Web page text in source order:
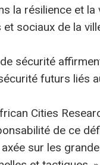
la résilience et
sociaux de la
sécurité
futurs liés
Cities
de ce
sur les